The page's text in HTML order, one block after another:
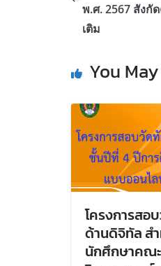
พ.ศ. 2567 สังกั
เติม
You
โครงการสอ
ด้านดิจิทัล ส
นักศึกษาคณะ